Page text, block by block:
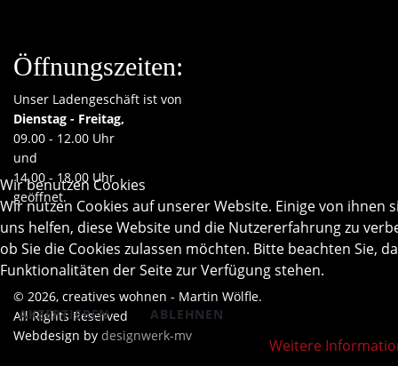
Öffnungszeiten:
Unser Ladengeschäft ist von
Dienstag - Freitag,
09.00 - 12.00 Uhr
und
14.00 - 18.00 Uhr
geöffnet.
© 2026, creatives wohnen - Martin Wölfle.
All Rights Reserved
Webdesign by designwerk-mv
Wir benutzen Cookies
Wir nutzen Cookies auf unserer Website. Einige von
uns helfen, diese Website und die Nutzererfahrung zu
ob Sie die Cookies zulassen möchten. Bitte beachten Sie,
Funktionalitäten der Seite zur Verfügung stehen.
AKZEPTIEREN ABLEHNEN
Weitere